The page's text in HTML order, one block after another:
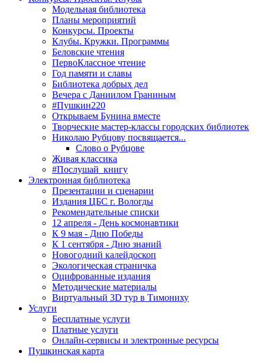
Модельная библиотека
Планы мероприятий
Конкурсы. Проекты
Клубы. Кружки. Программы
Беловские чтения
ПервоКлассное чтение
Год памяти и славы
Библиотека добрых дел
Вечера с Даниилом Граниным
#Пушкин220
Открываем Бунина вместе
Творческие мастер-классы городских библиотек
Николаю Рубцову посвящается...
Слово о Рубцове
Живая классика
#Послушай_книгу
Электронная библиотека
Презентации и сценарии
Издания ЦБС г. Вологды
Рекомендательные списки
12 апреля - День космонавтики
К 9 мая - Дню Победы
К 1 сентября - Дню знаний
Новогодний калейдоскоп
Экологическая страничка
Оцифрованные издания
Методические материалы
Виртуальный 3D тур в Тимониху
Услуги
Бесплатные услуги
Платные услуги
Онлайн-сервисы и электронные ресурсы
Пушкинская карта